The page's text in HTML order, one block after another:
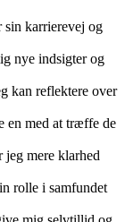
sin karrierevej og
nye indsigter og
kan reflektere over
en med at træffe de
mere klarhed
rolle i samfundet